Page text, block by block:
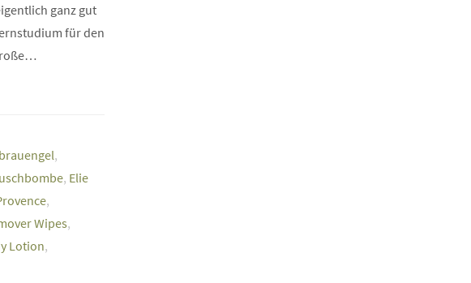
ganz gut
für den
,
, Elie
,
Wipes,
Lotion,